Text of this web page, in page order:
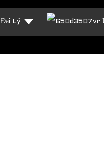
Đại Lý